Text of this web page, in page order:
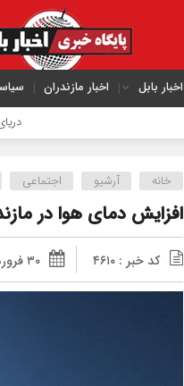
اخبار بابل اخبار مازندران
دریای
خانه آرشیو اجتماعی
افزایش دمای هوا در
کد خبر : ۴۶۱۰ ۳۰ فروردین ۱۴۰۲ - ۳:۱۲